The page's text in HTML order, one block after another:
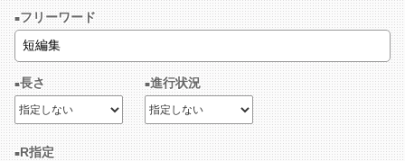
フリーワード
長さ 進行状況
R指定